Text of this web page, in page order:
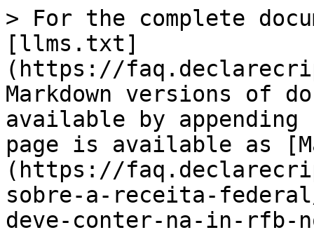
> For the complete
[llms.txt]
(https://
Markdown versions of
available by
page is available as
(https://
sobre-a-receita-
deve-conter-na-in-rfb-